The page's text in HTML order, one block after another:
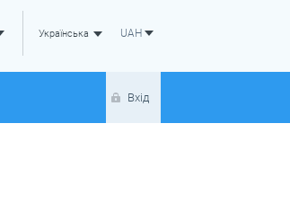
UAH
Українська
Вхід